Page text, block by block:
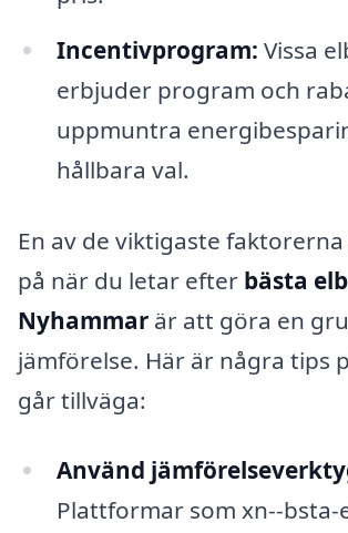
Incentivprogram: Vissa
erbjuder program och
uppmuntra
hållbara val.
En av de viktigaste
på när du letar efter bästa
Nyhammar är att göra en
jämförelse. Här är några tips
går tillväga:
Använd
Plattformar som xn--bsta-